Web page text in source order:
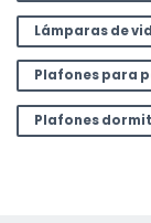
Lámparas de
Plafones para
Plafones